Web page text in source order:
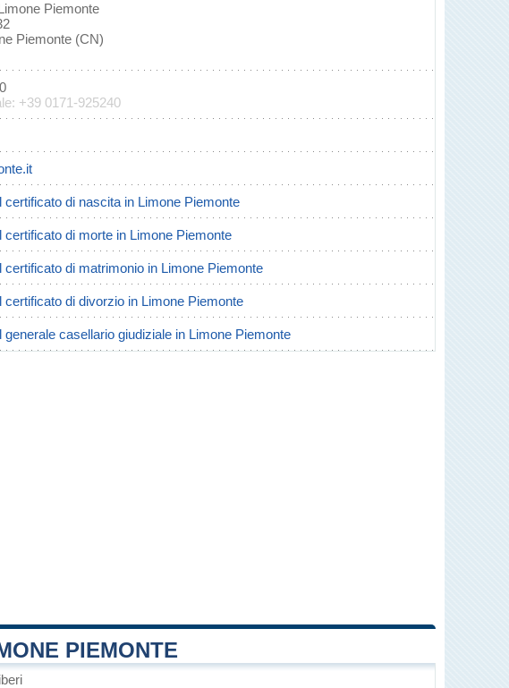
Piemonte
Piemonte (CN)
+39 0171-925240
certificato di nascita in Limone Piemonte
certificato di morte in Limone Piemonte
certificato di matrimonio in Limone Piemonte
certificato di divorzio in Limone Piemonte
generale casellario giudiziale in Limone Piemonte
PIEMONTE